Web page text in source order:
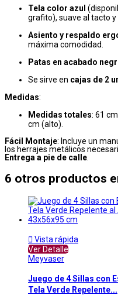
Tela color azul
grafito), suave al tacto
Asiento y respaldo
máxima comodidad.
Patas en acabado
Se sirve en cajas de 2
Medidas:
Medidas totales: 61
cm (alto).
Fácil Montaje: Incluye un
los herrajes metálicos
Entrega a pie de calle
6 otros productos
 Vista rápida
Ver Detalle
Meyvaser
Juego de 4 Sillas con
Tela Verde Repelente...